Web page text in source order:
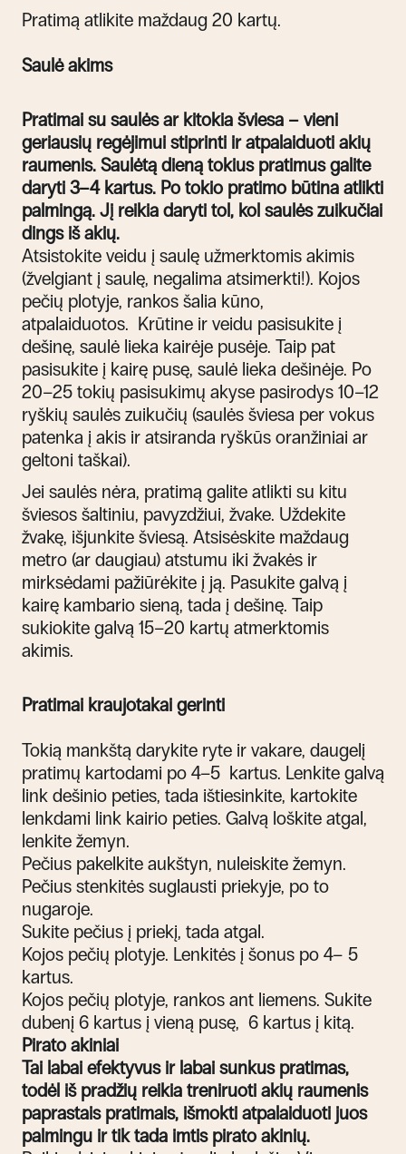
Pratimą atlikite maždaug 20 kartų.
Saulė akims
Pratimai su saulės ar kitokia šviesa – vieni
geriausių regėjimui stiprinti ir atpalaiduoti akių
raumenis. Saulėtą dieną tokius pratimus galite
daryti 3–4 kartus. Po tokio pratimo būtina atlikti
palmingą. Jį reikia daryti tol, kol saulės zuikučiai
dings iš akių.
Atsistokite veidu į saulę užmerktomis akimis
(žvelgiant į saulę, negalima atsimerkti!). Kojos
pečių plotyje, rankos šalia kūno,
atpalaiduotos. Krūtine ir veidu pasisukite į
dešinę, saulė lieka kairėje pusėje. Taip pat
pasisukite į kairę pusę, saulė lieka dešinėje. Po
20–25 tokių pasisukimų akyse pasirodys 10–12
ryškių saulės zuikučių (saulės šviesa per vokus
patenka į akis ir atsiranda ryškūs oranžiniai ar
geltoni taškai).
Jei saulės nėra, pratimą galite atlikti su kitu
šviesos šaltiniu, pavyzdžiui, žvake. Uždekite
žvakę, išjunkite šviesą. Atsisėskite maždaug
metro (ar daugiau) atstumu iki žvakės ir
mirksėdami pažiūrėkite į ją. Pasukite galvą į
kairę kambario sieną, tada į dešinę. Taip
sukiokite galvą 15–20 kartų atmerktomis
akimis.
Pratimai kraujotakai gerinti
Tokią mankštą darykite ryte ir vakare, daugelį
pratimų kartodami po 4–5 kartus. Lenkite galvą
link dešinio peties, tada ištiesinkite, kartokite
lenkdami link kairio peties. Galvą loškite atgal,
lenkite žemyn.
Pečius pakelkite aukštyn, nuleiskite žemyn.
Pečius stenkitės suglausti priekyje, po to
nugaroje.
Sukite pečius į priekį, tada atgal.
Kojos pečių plotyje. Lenkitės į šonus po 4– 5
kartus.
Kojos pečių plotyje, rankos ant liemens. Sukite
dubenį 6 kartus į vieną pusę, 6 kartus į kitą.
Pirato akiniai
Tai labai efektyvus ir labai sunkus pratimas,
todėl iš pradžių reikia treniruoti akių raumenis
paprastais pratimais, išmokti atpalaiduoti juos
palmingu ir tik tada imtis pirato akinių.